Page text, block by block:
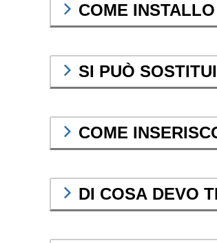
COME
SI PUÒ
COME
DI COSA DEVO